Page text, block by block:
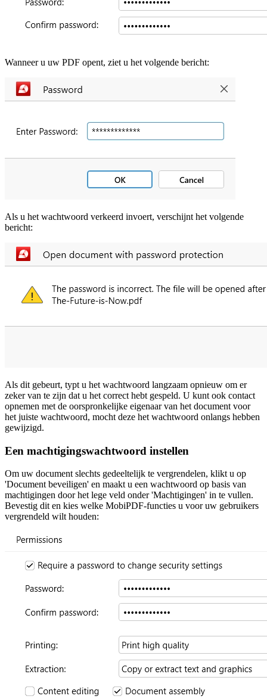
Wanneer u uw PDF opent, ziet u het volgende bericht:
Als u het wachtwoord verkeerd invoert, verschijnt het volgende
bericht:
Als dit gebeurt, typt u het wachtwoord langzaam opnieuw om er
zeker van te zijn dat u het correct hebt gespeld. U kunt ook contact
opnemen met de oorspronkelijke eigenaar van het document voor
het juiste wachtwoord, mocht deze het wachtwoord onlangs hebben
gewijzigd.
Een machtigingswachtwoord instellen
Om uw document slechts gedeeltelijk te vergrendelen, klikt u op
'Document beveiligen' en maakt u een wachtwoord op basis van
machtigingen door het lege veld onder 'Machtigingen' in te vullen.
Bevestig dit en kies welke MobiPDF-functies u voor uw gebruikers
vergrendeld wilt houden: